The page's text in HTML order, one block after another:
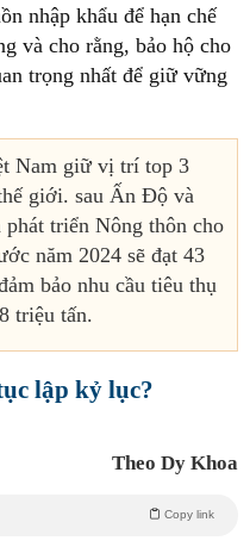
nhập khẩu để hạn chế
và cho rằng, bảo hộ cho
trọng nhất để giữ vững
Nam giữ vị trí top 3
giới. sau Ấn Độ và
triển Nông thôn cho
năm 2024 sẽ đạt 43
bảo nhu cầu tiêu thụ
triệu tấn.
lập kỷ lục?
Theo Dy Khoa
Copy link